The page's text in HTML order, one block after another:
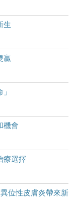
生
贏
機會
療選擇
位性皮膚炎帶來新